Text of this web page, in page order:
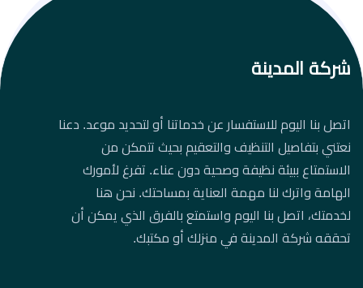
شركة المدينة
اتصل بنا اليوم للاستفسار عن خدماتنا أو لتحديد موعد. دعنا
نعتني بتفاصيل التنظيف والتعقيم بحيث تتمكن من
الاستمتاع ببيئة نظيفة وصحية دون عناء. تفرغ لأمورك
الهامة واترك لنا مهمة العناية بمساحتك. نحن هنا
لخدمتك، اتصل بنا اليوم واستمتع بالفرق الذي يمكن أن
تحققه شركة المدينة في منزلك أو مكتبك.